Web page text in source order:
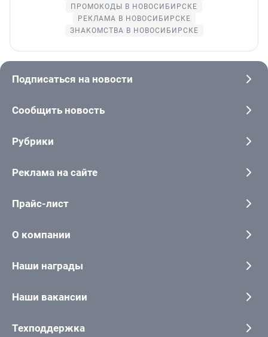
ПРОМОКОДЫ В НОВОСИБИРСКЕ
РЕКЛАМА В НОВОСИБИРСКЕ
ЗНАКОМСТВА В НОВОСИБИРСКЕ
Подписаться на новости
Сообщить новость
Рубрики
Реклама на сайте
Прайс-лист
О компании
Наши награды
Наши вакансии
Техподдержка